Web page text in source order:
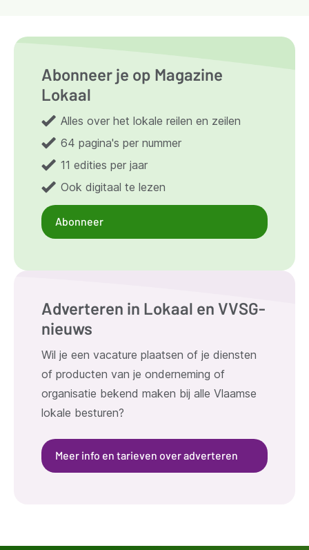
Abonneer je op Magazine
Lokaal
Alles over het lokale reilen en zeilen
64 pagina's per nummer
11 edities per jaar
Ook digitaal te lezen
Abonneer
Adverteren in Lokaal en VVSG-
nieuws
Wil je een vacature plaatsen of je diensten
of producten van je onderneming of
organisatie bekend maken bij alle Vlaamse
lokale besturen?
Meer info en tarieven over adverteren